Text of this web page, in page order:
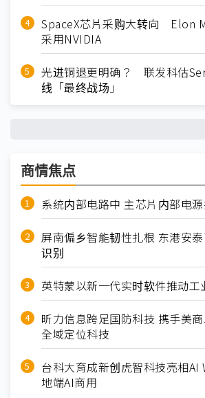
SpaceX芯片采购大转向 Elon
采用NVIDIA
光进铜退更明确？ 联发科估
线「最终战场」
商情焦点
系统内部电路中 主芯片内部电
屏南偏乡智能韧性扎根 东港安
识别
英特蒙以新一代实时软件推动工
昕力信息跨足国防科技 携手美
全域定位科技
台科大育成新创虎智科技亮相AI
地端AI商用